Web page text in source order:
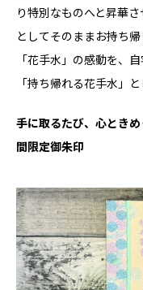
り特別なものへと昇華
としてそのままお持ち
「花手水」の感動を、
「持ち帰れる花手水」
手に取るたび、心とき
間限定御朱印